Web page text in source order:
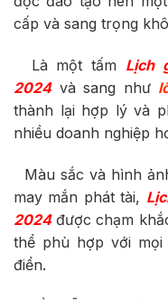
cấp và sang trọng
Là một tấm Lịch
2024và sang như
thành lại hợp lý và
nhiều doanh nghiệp
Màu sắc và hình
may mắn phát tài,
2024 được chạm
thể phù hợp với
điển.